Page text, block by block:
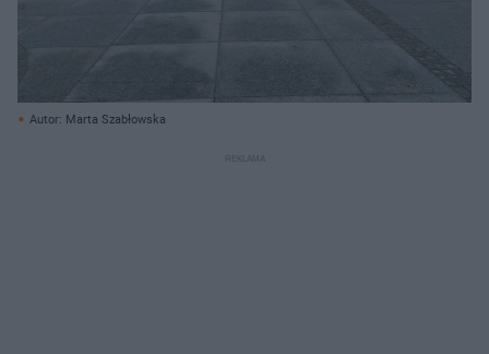
Autor: Marta Szabłowska